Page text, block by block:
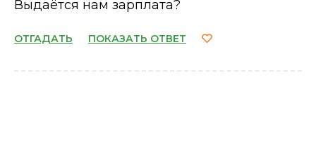
Выдаётся нам зарплата?
ОТГАДАТЬ ПОКАЗАТЬ ОТВЕТ